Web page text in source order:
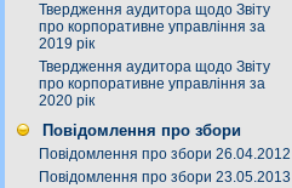
Твердження аудитора щодо Звіту
про корпоративне управління за
2019 рік
Твердження аудитора щодо Звіту
про корпоративне управління за
2020 рік
Повідомлення про збори
Повідомлення про збори 26.04.2012
Повідомлення про збори 23.05.2013